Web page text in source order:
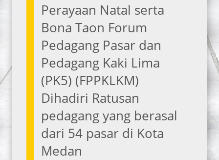
Perayaan Natal serta
Bona Taon Forum
Pedagang Pasar dan
Pedagang Kaki Lima
(PK5) (FPPKLKM)
Dihadiri Ratusan
pedagang yang berasal
dari 54 pasar di Kota
Medan